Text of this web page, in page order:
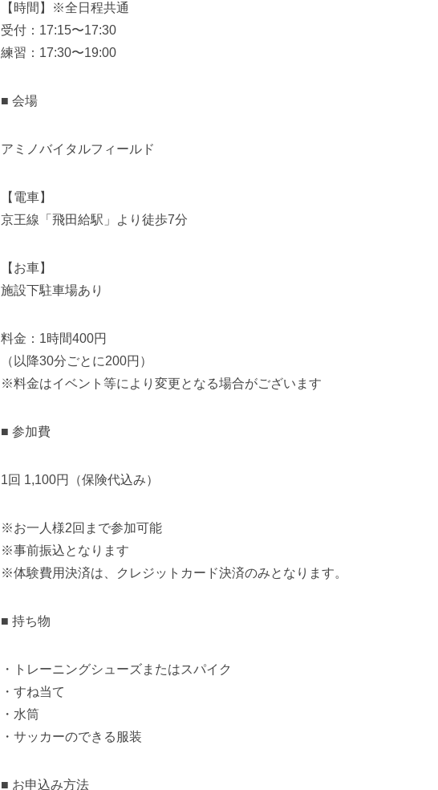
【時間】※全日程共通
受付：17:15〜17:30
練習：17:30〜19:00
■ 会場
アミノバイタルフィールド
【電車】
京王線「飛田給駅」より徒歩7分
【お車】
施設下駐車場あり
料金：1時間400円
（以降30分ごとに200円）
※料金はイベント等により変更となる場合がございます
■ 参加費
1回 1,100円（保険代込み）
※お一人様2回まで参加可能
※事前振込となります
※体験費用決済は、クレジットカード決済のみとなります。
■ 持ち物
・トレーニングシューズまたはスパイク
・すね当て
・水筒
・サッカーのできる服装
■ お申込み方法